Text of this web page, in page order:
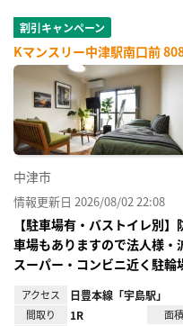
割引キャンペーン
Kマンスリー中津駅南口前
中津市
情報更新日 2026/08/02 22:08
【駐車場有・バストイレ別
車場もありますので法人様・
スーパー・コンビニ近く駐輪
アクセス 日豊本線「宇島駅」
間取り 1R 面積